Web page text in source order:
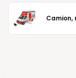
Camion,